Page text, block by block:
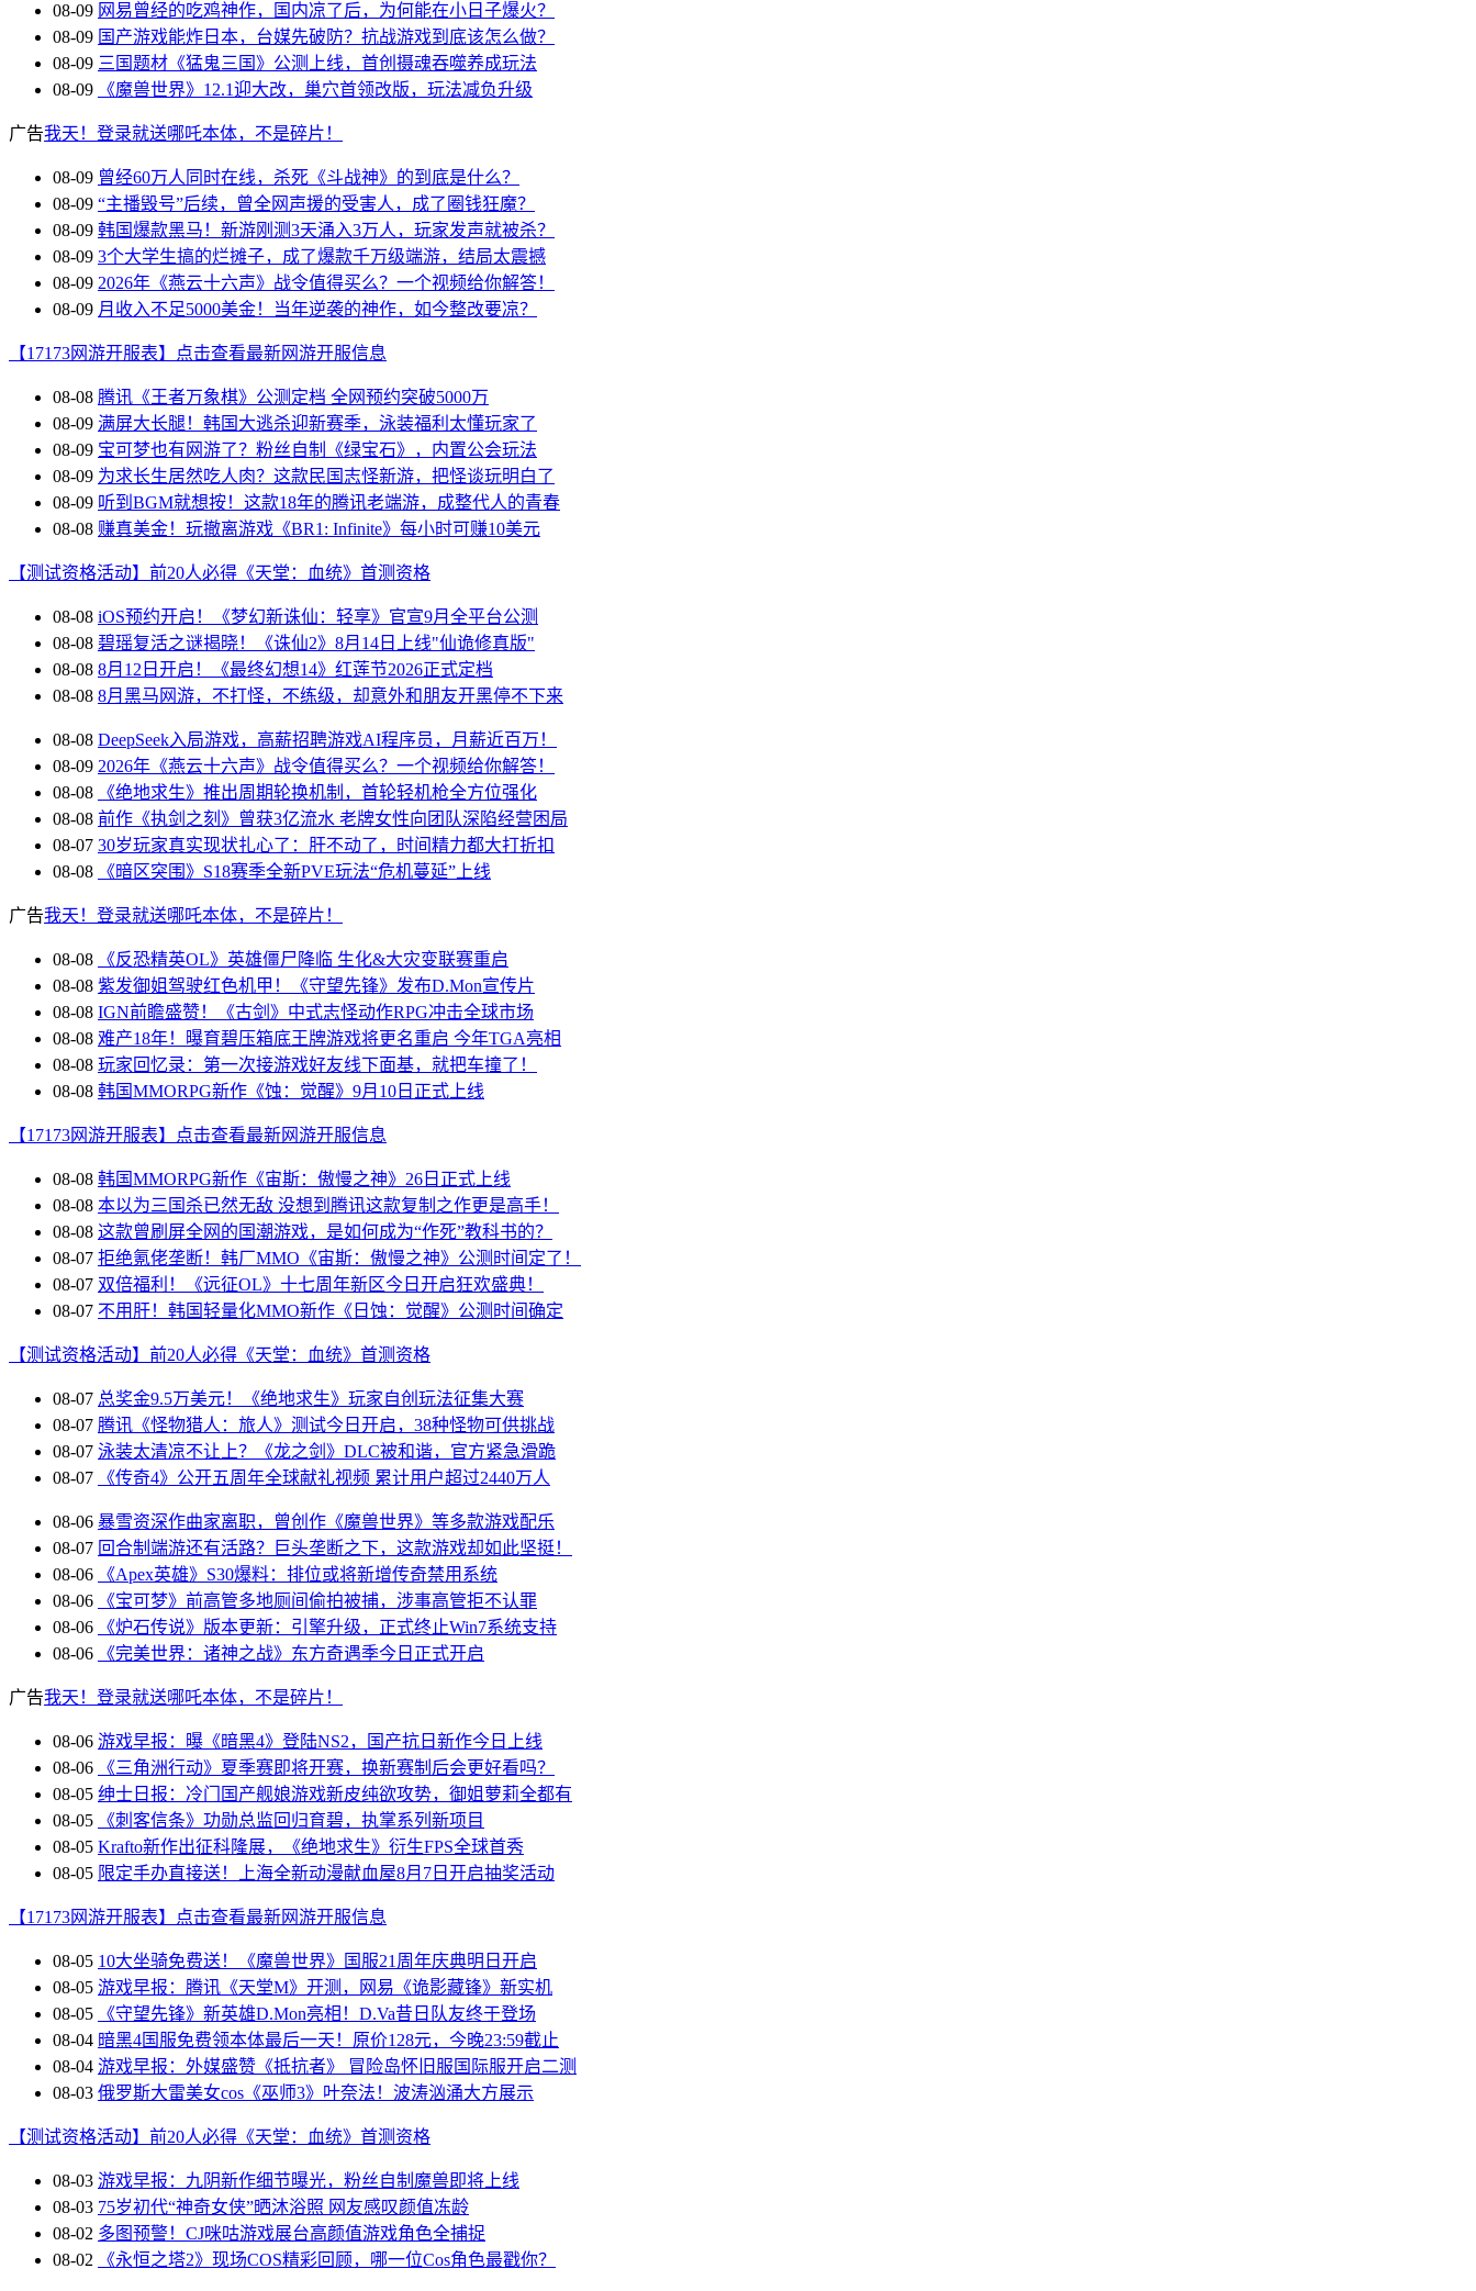
08-09 网易曾经的吃鸡神作，国内凉了后，为何能在小日子爆火？
08-09 国产游戏能炸日本，台媒先破防？抗战游戏到底该怎么做？
08-09 三国题材《猛鬼三国》公测上线，首创摄魂吞噬养成玩法
08-09
《魔兽世界》12.1迎大改，巢穴首领改版，玩法减负升级
广告我天！登录就送哪吒本体，不是碎片！
08-09 曾经60万人同时在线，杀死《斗战神》的到底是什么？
08-09 “主播毁号”后续，曾全网声援的受害人，成了圈钱狂魔？
08-09 韩国爆款黑马！新游刚测3天涌入3万人，玩家发声就被杀？
08-09 3个大学生搞的烂摊子，成了爆款千万级端游，结局太震撼
08-09 2026年《燕云十六声》战令值得买么？一个视频给你解答！
08-09 月收入不足5000美金！当年逆袭的神作，如今整改要凉？
【17173网游开服表】点击查看最新网游开服信息
08-08 腾讯《王者万象棋》公测定档 全网预约突破5000万
08-09 满屏大长腿！韩国大逃杀迎新赛季，泳装福利太懂玩家了
08-09 宝可梦也有网游了？粉丝自制《绿宝石》，内置公会玩法
08-09 为求长生居然吃人肉？这款民国志怪新游，把怪谈玩明白了
08-09 听到BGM就想按！这款18年的腾讯老端游，成整代人的青春
08-08 赚真美金！玩撤离游戏《BR1: Infinite》每小时可赚10美元
【测试资格活动】前20人必得《天堂：血统》首测资格
08-08 iOS预约开启！《梦幻新诛仙：轻享》官宣9月全平台公测
08-08 碧瑶复活之谜揭晓！《诛仙2》8月14日上线"仙诡修真版"
08-08 8月12日开启！《最终幻想14》红莲节2026正式定档
08-08 8月黑马网游，不打怪，不练级，却意外和朋友开黑停不下来
08-08 DeepSeek入局游戏，高薪招聘游戏AI程序员，月薪近百万！
08-09 2026年《燕云十六声》战令值得买么？一个视频给你解答！
08-08
《绝地求生》推出周期轮换机制，首轮轻机枪全方位强化
08-08 前作《执剑之刻》曾获3亿流水 老牌女性向团队深陷经营困局
08-07 30岁玩家真实现状扎心了：肝不动了，时间精力都大打折扣
08-08
《暗区突围》S18赛季全新PVE玩法“危机蔓延”上线
广告我天！登录就送哪吒本体，不是碎片！
08-08
《反恐精英OL》英雄僵尸降临 生化&大灾变联赛重启
08-08 紫发御姐驾驶红色机甲！《守望先锋》发布D.Mon宣传片
08-08 IGN前瞻盛赞！《古剑》中式志怪动作RPG冲击全球市场
08-08 难产18年！曝育碧压箱底王牌游戏将更名重启 今年TGA亮相
08-08 玩家回忆录：第一次接游戏好友线下面基，就把车撞了！
08-08 韩国MMORPG新作《蚀：觉醒》9月10日正式上线
【17173网游开服表】点击查看最新网游开服信息
08-08 韩国MMORPG新作《宙斯：傲慢之神》26日正式上线
08-08 本以为三国杀已然无敌 没想到腾讯这款复制之作更是高手！
08-08 这款曾刷屏全网的国潮游戏，是如何成为“作死”教科书的？
08-07 拒绝氪佬垄断！韩厂MMO《宙斯：傲慢之神》公测时间定了！
08-07 双倍福利！《远征OL》十七周年新区今日开启狂欢盛典！
08-07 不用肝！韩国轻量化MMO新作《日蚀：觉醒》公测时间确定
【测试资格活动】前20人必得《天堂：血统》首测资格
08-07 总奖金9.5万美元！《绝地求生》玩家自创玩法征集大赛
08-07 腾讯《怪物猎人：旅人》测试今日开启，38种怪物可供挑战
08-07 泳装太清凉不让上？《龙之剑》DLC被和谐，官方紧急滑跪
08-07
《传奇4》公开五周年全球献礼视频 累计用户超过2440万人
08-06 暴雪资深作曲家离职，曾创作《魔兽世界》等多款游戏配乐
08-07 回合制端游还有活路？巨头垄断之下，这款游戏却如此坚挺！
08-06
《Apex英雄》S30爆料：排位或将新增传奇禁用系统
08-06
《宝可梦》前高管多地厕间偷拍被捕，涉事高管拒不认罪
08-06
《炉石传说》版本更新：引擎升级，正式终止Win7系统支持
08-06
《完美世界：诸神之战》东方奇遇季今日正式开启
广告我天！登录就送哪吒本体，不是碎片！
08-06 游戏早报：曝《暗黑4》登陆NS2，国产抗日新作今日上线
08-06
《三角洲行动》夏季赛即将开赛，换新赛制后会更好看吗？
08-05 绅士日报：冷门国产舰娘游戏新皮纯欲攻势，御姐萝莉全都有
08-05
《刺客信条》功勋总监回归育碧，执掌系列新项目
08-05 Krafto新作出征科隆展，《绝地求生》衍生FPS全球首秀
08-05 限定手办直接送！上海全新动漫献血屋8月7日开启抽奖活动
【17173网游开服表】点击查看最新网游开服信息
08-05 10大坐骑免费送！《魔兽世界》国服21周年庆典明日开启
08-05 游戏早报：腾讯《天堂M》开测，网易《诡影藏锋》新实机
08-05
《守望先锋》新英雄D.Mon亮相！D.Va昔日队友终于登场
08-04 暗黑4国服免费领本体最后一天！原价128元，今晚23:59截止
08-04 游戏早报：外媒盛赞《抵抗者》 冒险岛怀旧服国际服开启二测
08-03 俄罗斯大雷美女cos《巫师3》叶奈法！波涛汹涌大方展示
【测试资格活动】前20人必得《天堂：血统》首测资格
08-03 游戏早报：九阴新作细节曝光，粉丝自制魔兽即将上线
08-03 75岁初代“神奇女侠”晒沐浴照 网友感叹颜值冻龄
08-02 多图预警！CJ咪咕游戏展台高颜值游戏角色全捕捉
08-02
《永恒之塔2》现场COS精彩回顾，哪一位Cos角色最戳你？